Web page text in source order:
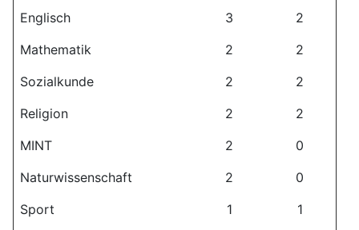
Englisch
3
2
Mathematik
2
2
Sozialkunde
2
2
Religion
2
2
MINT
2
0
Naturwissenschaft
2
0
Sport
1
1